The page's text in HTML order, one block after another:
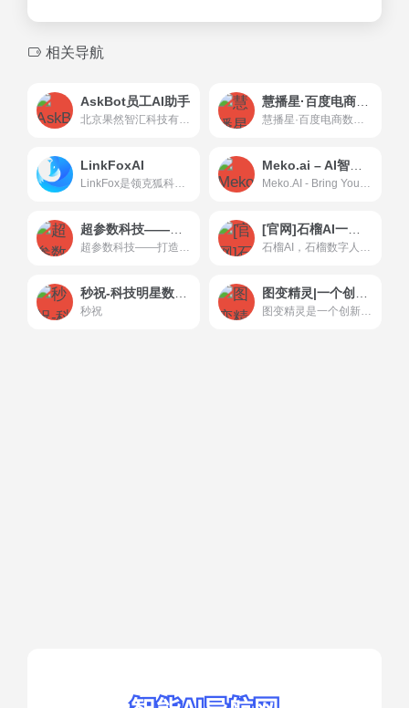
相关导航
AskBot员工AI助手
北京果然智汇科技有限公司，专注为各行业企业员工提供智能化支持解决方案，是该领域的开拓者和领导者，助力零售，餐饮，制造业，医疗，政务等行业数智化转型。
慧播星·百度电商数字人直播
慧播星·百度电商数字人直播
LinkFoxAI
LinkFox是领克狐科技专为跨境电商提供的AI工具，AI 模特，真人体感，节省 90% 成本为跨境卖家提供AI模特/商品图模特/AI穿衣/换脸以及各种做图/场景图等AI工具服务，为中国百万跨境卖家降本增效。
Meko.ai – AI智能体创作者社区
Meko.AI - Bring Your Imagination to Life
超参数科技——打造有生命的AI
超参数科技——打造有生命的AI
[官网]石榴AI一个利用先进自研技术创建数字人形象和声音的平台
石榴AI，石榴数字人能够帮助短视频博主、运营人员一键生成数字人短视频，为爆款内容创作提效，周更账号账号做到日更，单个账号做成矩阵号。训练一个数字人，可千万次使用，无需重复拍摄；
秒祝-科技明星数字人祝福平台，专注于视频AI生成领域
秒祝
图变精灵|一个创新的数字人创建平台
图变精灵是一个创新的数字人创建平台，允许用户通过上传照片来自...